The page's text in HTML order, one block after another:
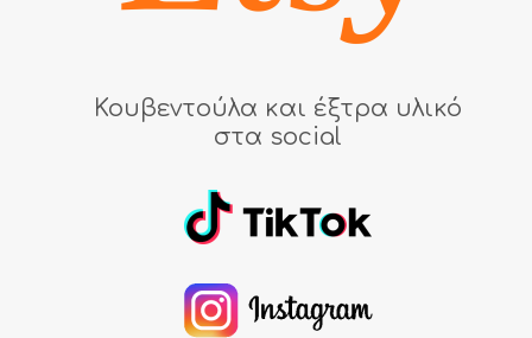
Κουβεντούλα και έξτρα υλικό
στα social